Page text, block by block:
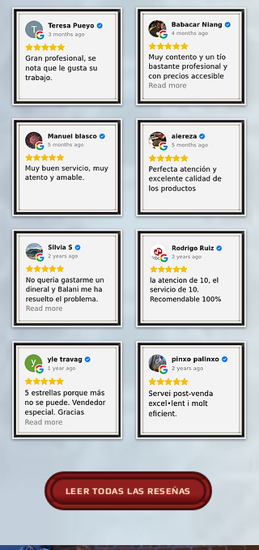
LEER TODAS LAS RESEÑAS